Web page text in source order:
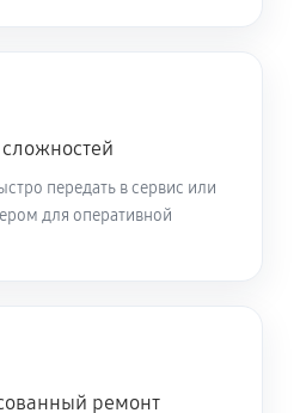
Canon EOS
60 минут
передать в сервис или
для оперативной
ремонт